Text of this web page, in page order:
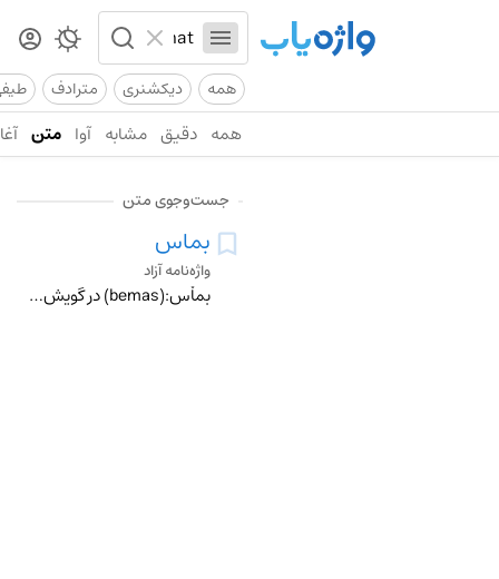
همه دیکشنری مترادف
همه دقیق مشابه آوا متن
جست‌وجوی متن
بماس
واژه‌نامه آزاد
بِماْس:(bemas) در گویش گنابادی یعنی پول بده ، خرج کن